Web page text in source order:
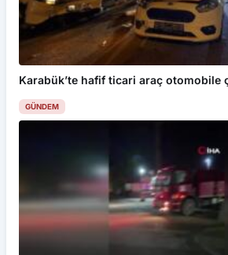
Karabük’te hafif ticari araç otomobile
GÜNDEM